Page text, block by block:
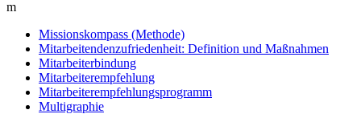
m
Missionskompass (Methode)
Mitarbeitendenzufriedenheit: Definition und Maßnahmen
Mitarbeiterbindung
Mitarbeiterempfehlung
Mitarbeiterempfehlungsprogramm
Multigraphie